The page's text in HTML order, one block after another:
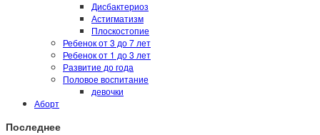
Дисбактериоз
Астигматизм
Плоскостопие
Ребенок от 3 до 7 лет
Ребенок от 1 до 3 лет
Развитие до года
Половое воспитание
девочки
Аборт
Последнее